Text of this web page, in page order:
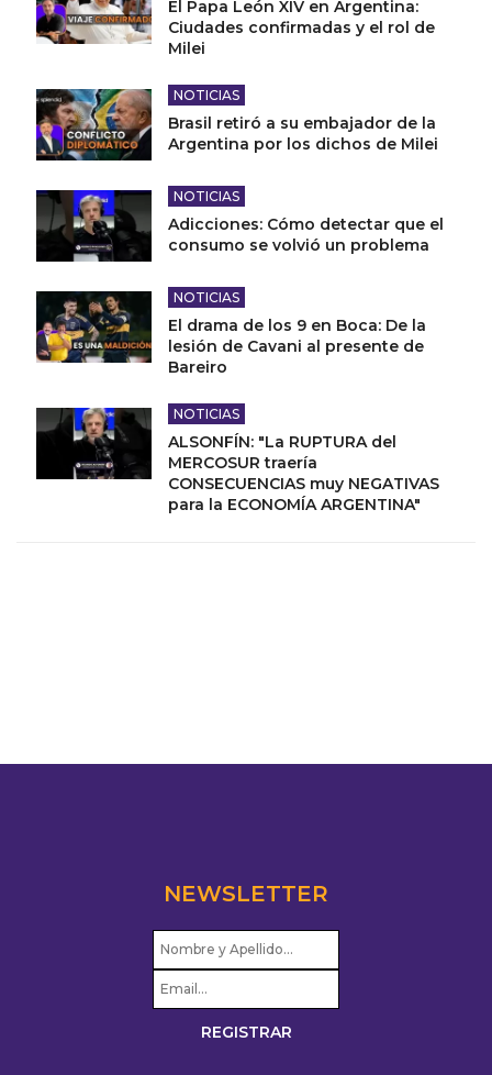
El Papa León XIV en Argentina:
Ciudades confirmadas y el rol de
Milei
NOTICIAS
Brasil retiró a su embajador de la
Argentina por los dichos de Milei
NOTICIAS
Adicciones: Cómo detectar que el
consumo se volvió un problema
NOTICIAS
El drama de los 9 en Boca: De la
lesión de Cavani al presente de
Bareiro
NOTICIAS
ALSONFÍN: "La RUPTURA del
MERCOSUR traería
CONSECUENCIAS muy NEGATIVAS
para la ECONOMÍA ARGENTINA"
NEWSLETTER